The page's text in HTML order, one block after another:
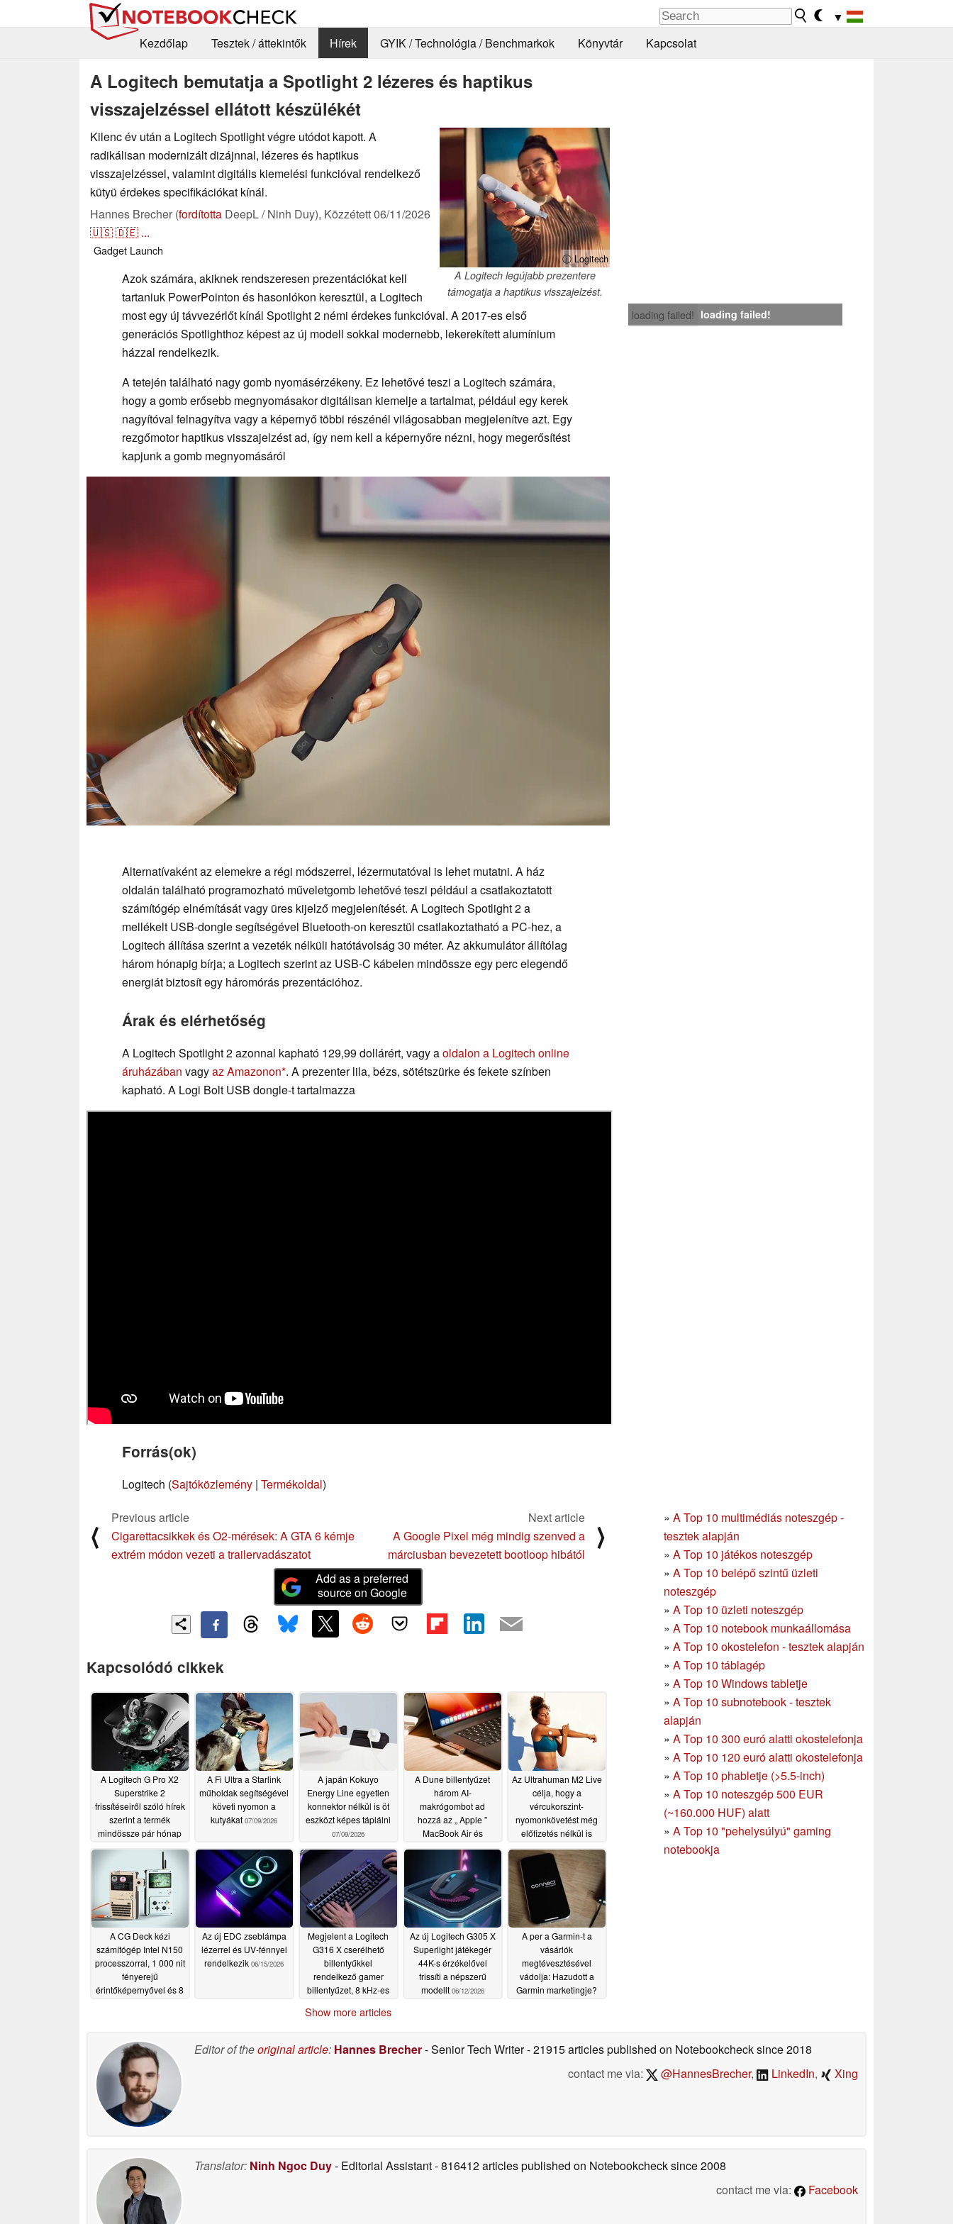
▼
Kezdőlap
Tesztek / áttekintők Hírek GYIK / Technológia / Benchmarkok Könyvtár Kapcsolat
A Logitech bemutatja a Spotlight 2 lézeres és haptikus
visszajelzéssel ellátott készülékét
ⓘ Logitech
A Logitech legújabb prezentere
támogatja a haptikus visszajelzést.
Kilenc év után a Logitech Spotlight végre utódot kapott. A
radikálisan modernizált dizájnnal, lézeres és haptikus
visszajelzéssel, valamint digitális kiemelési funkcióval rendelkező
kütyü érdekes specifikációkat kínál.
Hannes Brecher (fordította DeepL / Ninh Duy), Közzétett06/11/2026
🇺🇸🇩🇪 ...
Gadget Launch
loading failed! loading failed!
Azok számára, akiknek rendszeresen prezentációkat kell
tartaniuk PowerPointon és hasonlókon keresztül, a Logitech
most egy új távvezérlőt kínál Spotlight 2 némi érdekes funkcióval. A 2017-es első
generációs Spotlighthoz képest az új modell sokkal modernebb, lekerekített alumínium
házzal rendelkezik.
A tetején található nagy gomb nyomásérzékeny. Ez lehetővé teszi a Logitech számára,
hogy a gomb erősebb megnyomásakor digitálisan kiemelje a tartalmat, például egy kerek
nagyítóval felnagyítva vagy a képernyő többi részénél világosabban megjelenítve azt. Egy
rezgőmotor haptikus visszajelzést ad, így nem kell a képernyőre nézni, hogy megerősítést
kapjunk a gomb megnyomásáról
Alternatívaként az elemekre a régi módszerrel, lézermutatóval is lehet mutatni. A ház
oldalán található programozható műveletgomb lehetővé teszi például a csatlakoztatott
számítógép elnémítását vagy üres kijelző megjelenítését. A Logitech Spotlight 2 a
mellékelt USB-dongle segítségével Bluetooth-on keresztül csatlakoztatható a PC-hez, a
Logitech állítása szerint a vezeték nélküli hatótávolság 30 méter. Az akkumulátor állítólag
három hónapig bírja; a Logitech szerint az USB-C kábelen mindössze egy perc elegendő
energiát biztosít egy háromórás prezentációhoz.
Árak és elérhetőség
A Logitech Spotlight 2 azonnal kapható 129,99 dollárért, vagy aoldalon a Logitech online
áruházában vagyaz Amazonon . A prezenter lila, bézs, sötétszürke és fekete színben
kapható. A Logi Bolt USB dongle-t tartalmazza
Forrás(ok)
Logitech (Sajtóközlemény | Termékoldal)
» A Top 10 multimédiás noteszgép -
tesztek alapján
» A Top 10 játékos noteszgép
» A Top 10 belépő szintű üzleti
noteszgép
» A Top 10 üzleti noteszgép
» A Top 10 notebook munkaállomása
» A Top 10 okostelefon - tesztek alapján
» A Top 10 táblagép
» A Top 10 Windows tabletje
» A Top 10 subnotebook - tesztek
alapján
» A Top 10 300 euró alatti okostelefonja
» A Top 10 120 euró alatti okostelefonja
» A Top 10 phabletje (>5.5-inch)
» A Top 10 noteszgép 500 EUR
(~160.000 HUF) alatt
» A Top 10 "pehelysúlyú" gaming
notebookja
⟨
Previous article
Cigarettacsikkek és O2-mérések: A GTA 6 kémje
extrém módon vezeti a trailervadászatot
Next article
A Google Pixel még mindig szenved a
márciusban bevezetett bootloop hibától
⟩
Add as a preferred
source on Google
Kapcsolódó cikkek
A Logitech G Pro X2
Superstrike 2
frissítéseiről szóló hírek
szerint a termék
mindössze pár hónap
A Fi Ultra a Starlink
műholdak segítségével
követi nyomon a
kutyákat 07/09/2026
A japán Kokuyo
Energy Line egyetlen
konnektor nélkül is öt
eszközt képes táplálni
07/09/2026
A Dune billentyűzet
három AI-
makrógombot ad
hozzá az „ Apple ”
MacBook Air és
modellekhez07/07/2026
Az Ultrahuman M2 Live
célja, hogy a
vércukorszint-
nyomonkövetést még
előfizetés nélkül is
06/19/2026
A CG Deck kézi
számítógép Intel N150
processzorral, 1 000 nit
fényerejű
érintőképernyővel és 8
Az új EDC zseblámpa
lézerrel és UV-fénnyel
rendelkezik 06/15/2026
Megjelent a Logitech
G316 X cserélhető
billentyűkkel
rendelkező gamer
billentyűzet, 8 kHz-es
frekvenciával 06/14/2026
Az új Logitech G305 X
Superlight játékegér
44K-s érzékelővel
frissíti a népszerű
modellt 06/12/2026
A per a Garmin-t a
vásárlók
megtévesztésével
vádolja: Hazudott a
Garmin marketingje?
Show more articles
Editor of theoriginal article: Hannes Brecher- Senior Tech Writer- 21915 articles published on Notebookchecksince 2018
contact me via:
@HannesBrecher, LinkedIn, Xing
Translator: Ninh Ngoc Duy- Editorial Assistant- 816412 articles published on Notebookchecksince 2008
contact me via:
Facebook